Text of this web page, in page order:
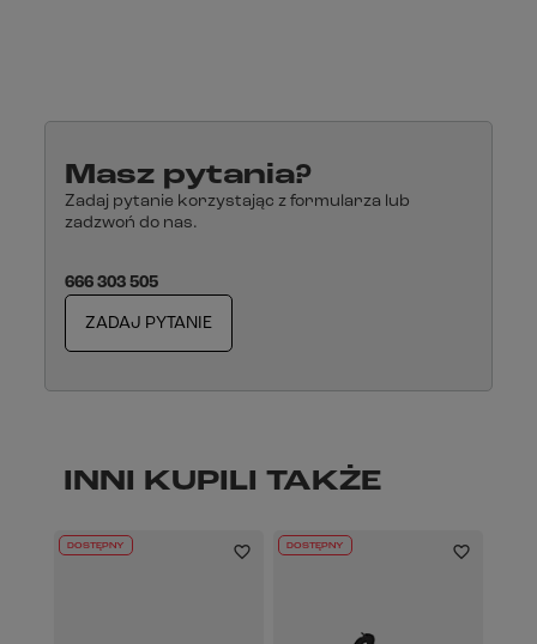
Masz pytania?
Zadaj pytanie korzystając z formularza lub
zadzwoń do nas.
666 303 505
ZADAJ PYTANIE
INNI KUPILI TAKŻE
DOSTĘPNY DOSTĘPNY